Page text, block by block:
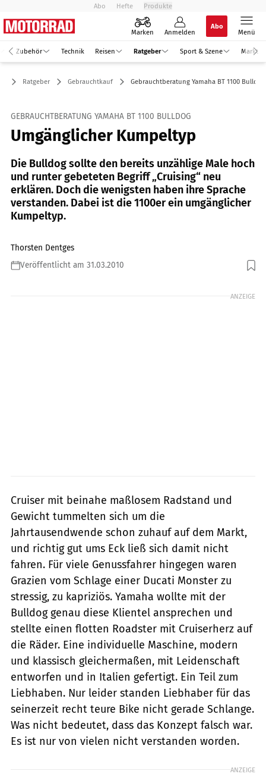
Abo Hefte Produkte
Marken Anmelden
Abo
Menü
Zubehör Technik Reisen Ratgeber Sport & Szene Markt
Ratgeber Gebrauchtkauf Gebrauchtberatung Yamaha BT 1100 Bulldog
GEBRAUCHTBERATUNG YAMAHA BT 1100 BULLDOG
Umgänglicher Kumpeltyp
Die Bulldog sollte den bereits unzählige Male hoch
und runter gebeteten Begriff „Cruising“ neu
erklären. Doch die wenigsten haben ihre Sprache
verstanden. Dabei ist die 1100er ein umgänglicher
Kumpeltyp.
Thorsten Dentges
Veröffentlicht am 31.03.2010
Foto: Foto: Yamaha
ANZEIGE
Cruiser mit beinahe maßlosem Radstand und
Gewicht tummelten sich um die
Jahrtausendwende schon zuhauf auf dem Markt,
und richtig gut ums Eck ließ sich damit nicht
fahren. Für viele Genussfahrer hingegen waren
Grazien vom Schlage einer Ducati Monster zu
stressig, zu kapriziös. Yamaha wollte mit der
Bulldog genau diese Klientel ansprechen und
stellte einen flotten Roadster mit Cruiserherz auf
die Räder. Eine individuelle Maschine, modern
und klassisch gleichermaßen, mit Leidenschaft
entworfen und in Italien gefertigt. Ein Teil zum
Liebhaben. Nur leider standen Liebhaber für das
seinerzeit recht teure Bike nicht gerade Schlange.
Was nicht bedeutet, dass das Konzept falsch war.
Es ist nur von vielen nicht verstanden worden.
ANZEIGE